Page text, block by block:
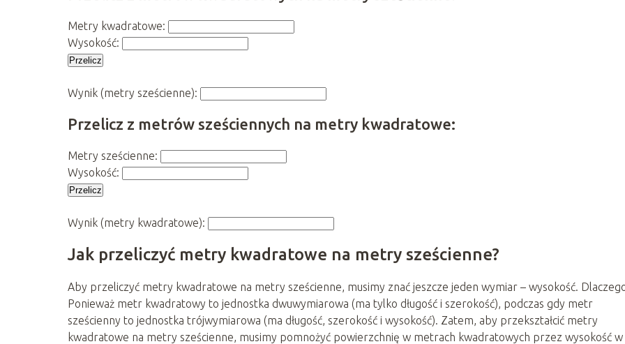
Metry kwadratowe:
Wysokość:
Przelicz
Wynik (metry sześcienne):
Przelicz z metrów sześciennych na metry kwadratowe:
Metry sześcienne:
Wysokość:
Przelicz
Wynik (metry kwadratowe):
Jak przeliczyć metry kwadratowe na metry sześcienne?
Aby przeliczyć metry kwadratowe na metry sześcienne, musimy znać jeszcze jeden wymiar – wysokość.
Ponieważ metr kwadratowy to jednostka dwuwymiarowa (ma tylko długość i szerokość), podczas gdy metr
sześcienny to jednostka trójwymiarowa (ma długość, szerokość i wysokość). Zatem, aby przekształcić metry
kwadratowe na metry sześcienne, musimy pomnożyć powierzchnię w metrach kwadratowych przez wysokość w